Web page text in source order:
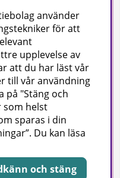
(publ).
använder
för att
upplevelse av
att du har läst vår
till vår användning
på "Stäng och
som helst
sparas i din
Du kan läsa
och stäng